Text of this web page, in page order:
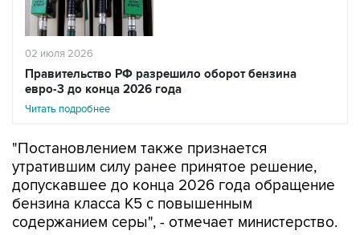
02 июля 2026
Правительство РФ разрешило оборот бензина
евро-3 до конца 2026 года
Читать подробнее
"Постановлением также признается
утратившим силу ранее принятое решение,
допускавшее до конца 2026 года обращение
бензина класса К5 с повышенным
содержанием серы", - отмечает министерство.